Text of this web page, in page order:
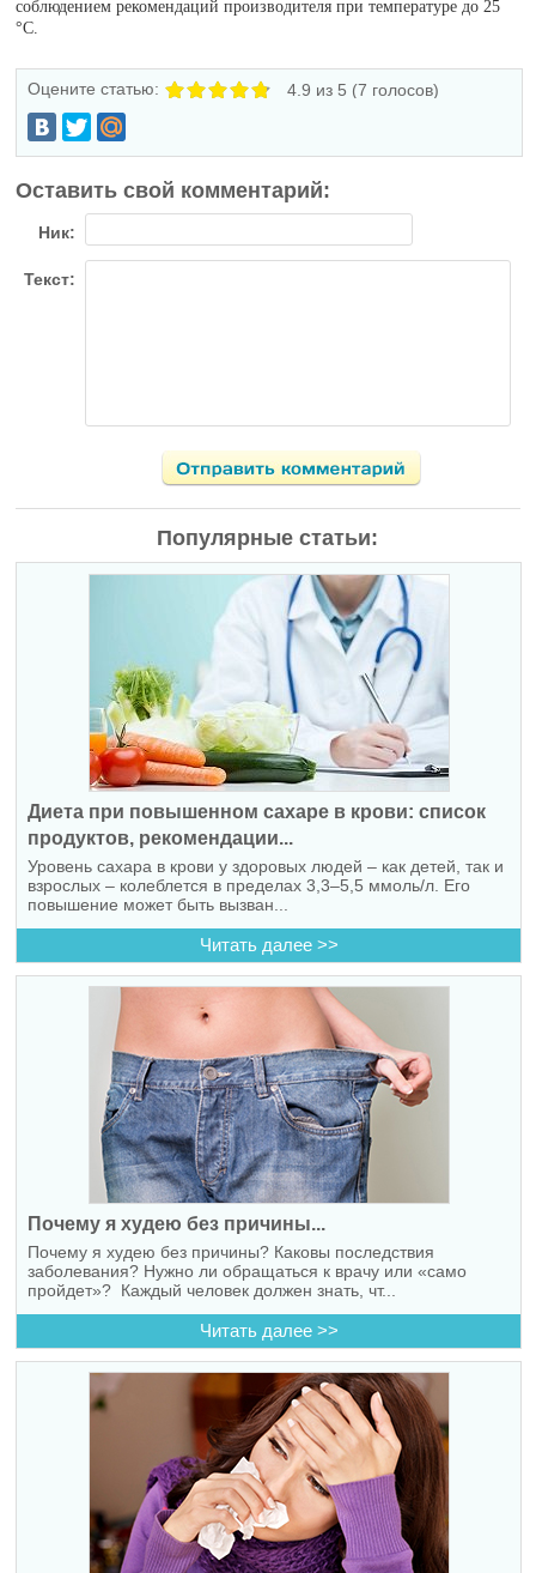
соблюдением рекомендаций производителя при температуре до 25
°C.
Оцените статью: 4.9 из 5 (7 голосов)
Оставить свой комментарий:
Ник:
Текст:
Популярные статьи:
Диета при повышенном сахаре в крови: список
продуктов, рекомендации...
Уровень сахара в крови у здоровых людей – как детей, так и
взрослых – колеблется в пределах 3,3–5,5 ммоль/л. Его
повышение может быть вызван...
Читать далее >>
Почему я худею без причины...
Почему я худею без причины? Каковы последствия
заболевания? Нужно ли обращаться к врачу или «само
пройдет»? Каждый человек должен знать, чт...
Читать далее >>